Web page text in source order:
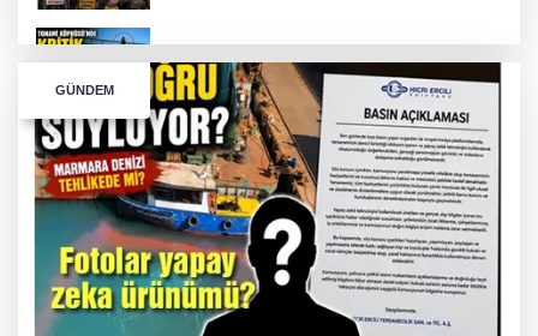
TONAMİ KÖPRÜSÜ'NDE PANİK!
GÜNEY MARMARA OTOYOLU İMAR
PLANLARI ASKIDA!
GÜNEY MARMARA OTOYOLU İMAR
PLANLARI ASKIDA!
GÜNDEM